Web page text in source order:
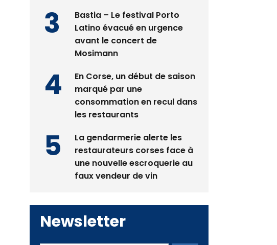
Bastia – Le festival Porto
Latino évacué en urgence
avant le concert de
Mosimann
En Corse, un début de saison
marqué par une
consommation en recul dans
les restaurants
La gendarmerie alerte les
restaurateurs corses face à
une nouvelle escroquerie au
faux vendeur de vin
Newsletter